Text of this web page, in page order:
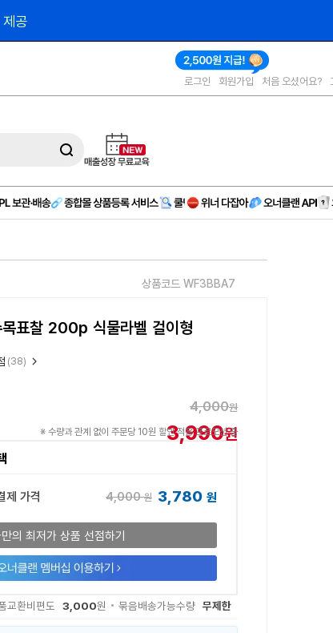
제공
로그인 회원가입 처음 오셨어요?
상품코드 WF3BBA7
표찰 200p 식물라벨 걸이형
(38)
4,000원
3,990원
※ 수량과 관계 없이 주문당 10원 할인 적용 프로모션 중
제 가격 4,000원 3,780 원
의 최저가 상품 선점하기
교환비편도 3,000원 묶음배송가능수량 무제한